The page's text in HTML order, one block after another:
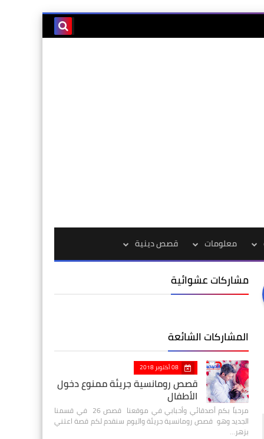
معلومات قصص دينية
مشاركات عشوائية
المشاركات الشائعة
08 أكتوبر 2018
قصص رومانسية جريئة ممنوع دخول
الأطفال
مرحباً بكم أصدقائي وأحبابي في موقعنا قصص 26 في قسمنا
الجديد وهو قصص رومانسية جريئة واليوم سنقدم لكم قصة اعتني
بزهر…